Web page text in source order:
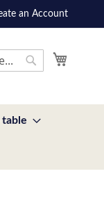
an Account
table